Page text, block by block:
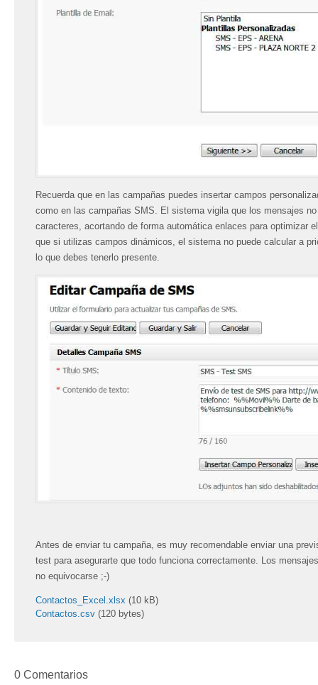
Recuerda que en las campañas puedes insertar campos
como en las campañas SMS. El sistema vigila que los mensajes
caracteres, acortando de forma automática enlaces para optimizar
que si utilizas campos dinámicos, el sistema no puede calcular a
lo que debes tenerlo presente.
Antes de enviar tu campaña, es muy recomendable enviar una
test para asegurarte que todo funciona correctamente. Los
no equivocarse ;-)
Contactos_Excel.xlsx (10 kB)
Contactos.csv (120 bytes)
0 Comentarios